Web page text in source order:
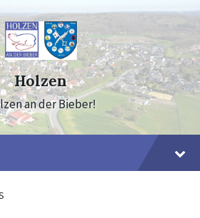
Holzen
an der Bieber!